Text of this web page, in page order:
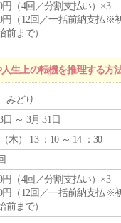
円（4回／分割支払い）×3
円（12回／一括前納支払※
前まで）
生上の転機を推理する方
どり
日 ～ 3月 31日
木） 13 ：10 ～ 14 ：30
円（4回／分割支払い）×3
円（12回／一括前納支払※
前まで）